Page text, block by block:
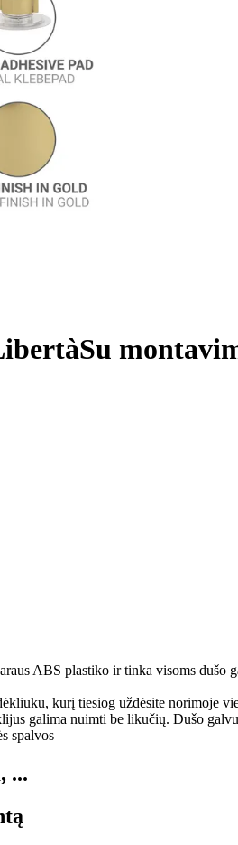
Su
ABS plastiko ir tinka visoms dušo
kurį tiesiog uždėsite norimoje
galima nuimti be likučių. Dušo
spalvos
...